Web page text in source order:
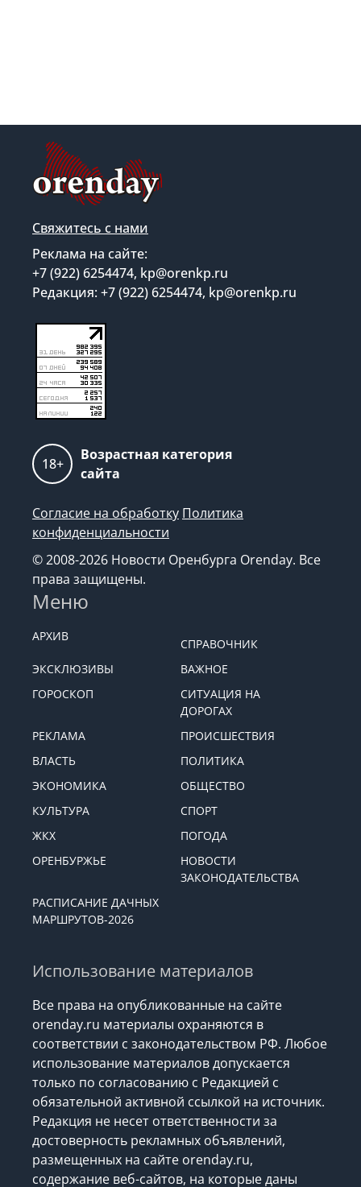
Свяжитесь с нами
Реклама на сайте:
+7 (922) 6254474, kp@orenkp.ru
Редакция: +7 (922) 6254474, kp@orenkp.ru
18+
Возрастная категория
сайта
Согласие на обработку Политика
конфиденциальности
© 2008-2026 Новости Оренбурга Orenday. Все
права защищены.
Меню
АРХИВ
СПРАВОЧНИК
ЭКСКЛЮЗИВЫ
ВАЖНОЕ
ГОРОСКОП
СИТУАЦИЯ НА
ДОРОГАХ
РЕКЛАМА
ПРОИСШЕСТВИЯ
ВЛАСТЬ
ПОЛИТИКА
ЭКОНОМИКА
ОБЩЕСТВО
КУЛЬТУРА
СПОРТ
ЖКХ
ПОГОДА
ОРЕНБУРЖЬЕ
НОВОСТИ
ЗАКОНОДАТЕЛЬСТВА
РАСПИСАНИЕ ДАЧНЫХ
МАРШРУТОВ-2026
Использование материалов
Все права на опубликованные на сайте
orenday.ru материалы охраняются в
соответствии с законодательством РФ. Любое
использование материалов допускается
только по согласованию с Редакцией с
обязательной активной ссылкой на источник.
Редакция не несет ответственности за
достоверность рекламных объявлений,
размещенных на сайте orenday.ru,
содержание веб-сайтов, на которые даны